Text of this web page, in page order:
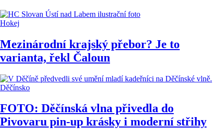
Hokej
Mezinárodní krajský přebor? Je to
varianta, řekl Čaloun
Děčínsko
FOTO: Děčínská vlna přivedla do
Pivovaru pin-up krásky i moderní střihy